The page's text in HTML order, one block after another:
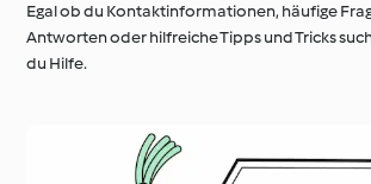
Egal ob du Kontaktinformationen, häufige
Antworten oder hilfreiche Tipps und Tricks
du Hilfe.